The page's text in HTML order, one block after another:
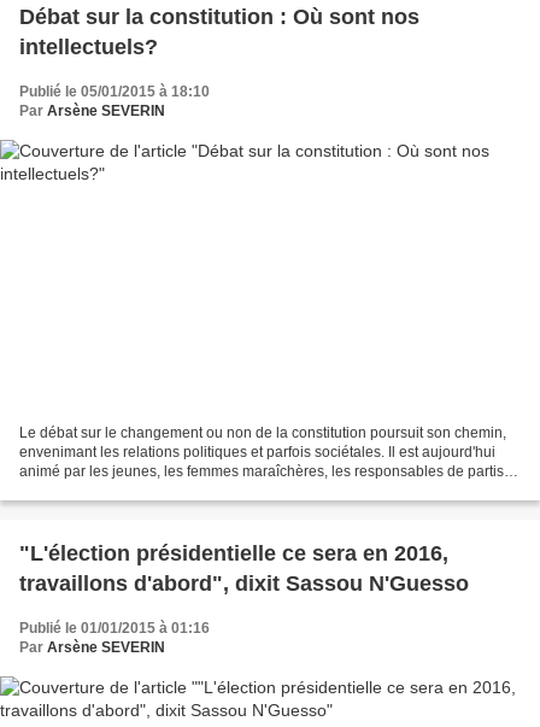
Débat sur la constitution : Où sont nos
intellectuels?
Publié le 05/01/2015 à 18:10
Par Arsène SEVERIN
Le débat sur le changement ou non de la constitution poursuit son chemin,
envenimant les relations politiques et parfois sociétales. Il est aujourd'hui
animé par les jeunes, les femmes maraîchères, les responsables de partis
"L'élection présidentielle ce sera en 2016,
travaillons d'abord", dixit Sassou N'Guesso
Publié le 01/01/2015 à 01:16
Par Arsène SEVERIN